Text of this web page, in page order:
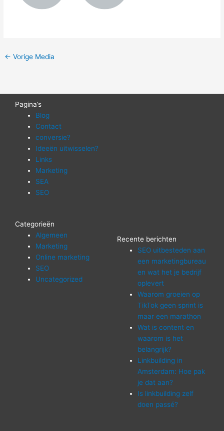
← Vorige Media
Pagina’s
Blog
Contact
conversie?
Ideeën uitwisselen?
Links
Marketing
SEA
SEO
Categorieën
Algemeen
Marketing
Online marketing
SEO
Uncategorized
Recente berichten
SEO uitbesteden aan
een marketingbureau
en wat het je bedrijf
oplevert
Waarom groeien op
TikTok geen sprint is
maar een marathon
Wat is content en
waarom is het
belangrijk?
Linkbuilding in
Amsterdam: Hoe pak
je dat aan?
Is linkbuilding zelf
doen passé?